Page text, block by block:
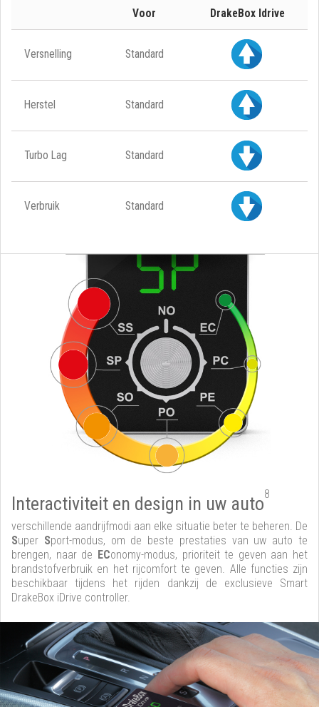
Voor DrakeBox Idrive
Versnelling Standard
Herstel Standard
Turbo Lag Standard
Verbruik Standard
Interactiviteit en design in uw auto8
verschillende aandrijfmodi aan elke situatie beter te beheren. De
Super Sport-modus, om de beste prestaties van uw auto te
brengen, naar de EConomy-modus, prioriteit te geven aan het
brandstofverbruik en het rijcomfort te geven. Alle functies zijn
beschikbaar tijdens het rijden dankzij de exclusieve Smart
DrakeBox iDrive controller.